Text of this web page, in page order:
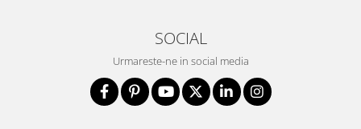
SOCIAL
Urmareste-ne in social media